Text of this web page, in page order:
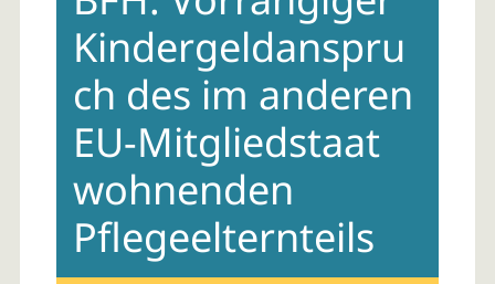
content
Kindergeldanspru
ch des im anderen
EU-Mitgliedstaat
wohnenden
Pflegeelternteils